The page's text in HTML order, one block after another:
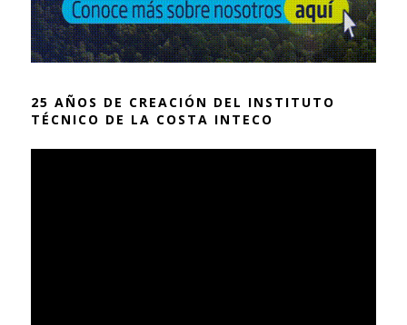
25 AÑOS DE CREACIÓN DEL INSTITUTO
TÉCNICO DE LA COSTA INTECO